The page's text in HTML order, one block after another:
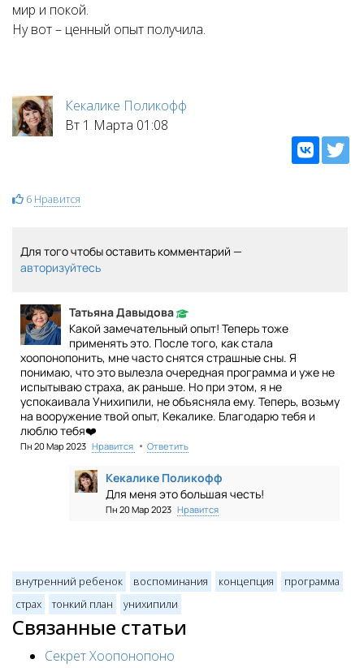
мир и покой.
Ну вот – ценный опыт получила.
Кекалике Поликофф
Вт 1 Марта 01:08
6 Нравится
Для того чтобы оставить комментарий —
авторизуйтесь
Татьяна Давыдова
Какой замечательный опыт! Теперь тоже
применять это. После того, как стала
хоопонопонить, мне часто снятся страшные сны. Я
понимаю, что это вылезла очередная программа и уже не
испытываю страха, ак раньше. Но при этом, я не
успокаивала Унихипили, не объясняла ему. Теперь, возьму
на вооружение твой опыт, Кекалике. Благодарю тебя и
люблю тебя❤️
Пн 20 Мар 2023 Нравится • Ответить
Кекалике Поликофф
Для меня это большая честь!
Пн 20 Мар 2023 Нравится
внутренний ребенок воспоминания концепция
программа
страх
тонкий план унихипили
Связанные статьи
Секрет Хоопонопоно